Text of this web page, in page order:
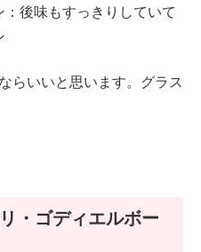
：後味もすっきりしていて
らいいと思います。グラス
・ゴディエルボー